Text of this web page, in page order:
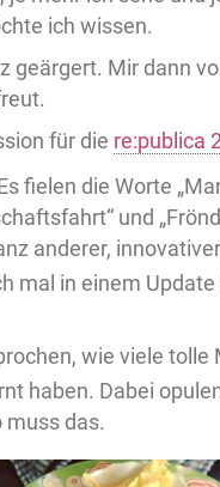
ich wissen.
geärgert. Mir dann
für die re:publica
fielen die Worte
und
anderer,
mal in einem
wie viele
haben. Dabei
das.